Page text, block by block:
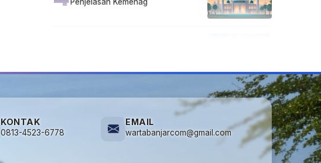
KONTAK
0813-4523-6778
EMAIL
wartabanjarcom@gmail.com